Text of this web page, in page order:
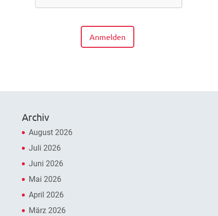
Anmelden
Archiv
August 2026
Juli 2026
Juni 2026
Mai 2026
April 2026
März 2026